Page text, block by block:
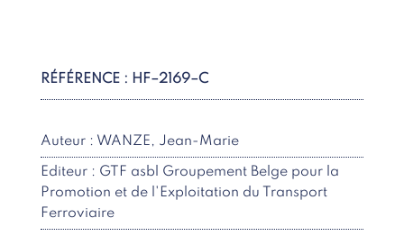
RÉFÉRENCE : HF–2169–C
Auteur : WANZE, Jean-Marie
Editeur : GTF asbl Groupement Belge pour la
Promotion et de l'Exploitation du Transport
Ferroviaire